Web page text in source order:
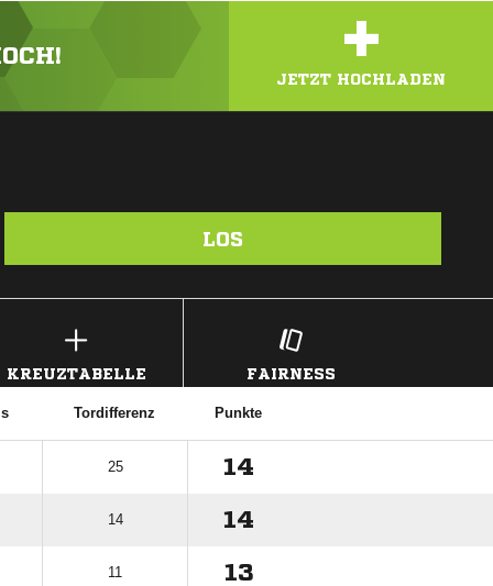
+
JETZT HOCHLADEN
LOS
KREUZTABELLE FAIRNESS
Tordifferenz Punkte
25 14
14 14
11 13